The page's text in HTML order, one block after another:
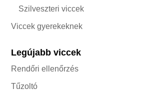
Szilveszteri viccek
Viccek gyerekeknek
Legújabb viccek
Rendőri ellenőrzés
Tűzoltó